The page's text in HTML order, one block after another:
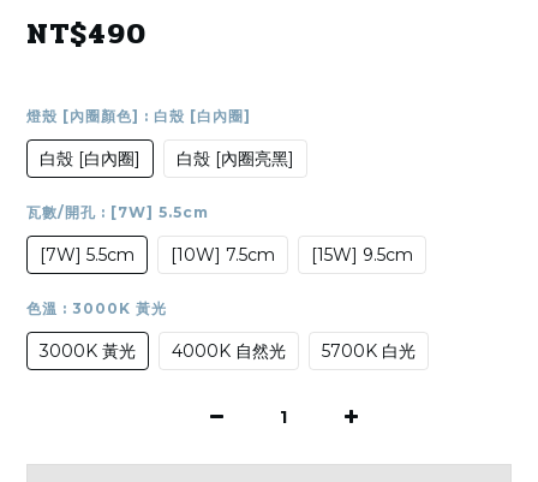
NT$490
燈殼 [內圈顏色] : 白殼 [白內圈]
白殼 [白內圈] 白殼 [內圈亮黑]
瓦數/開孔 : [7W] 5.5cm
[7W] 5.5cm [10W] 7.5cm [15W] 9.5cm
色溫 : 3000K 黃光
3000K 黃光 4000K 自然光 5700K 白光